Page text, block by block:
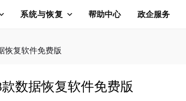
系统与恢复 帮助中心 政企服务
恢复软件免费版
数据恢复软件免费版